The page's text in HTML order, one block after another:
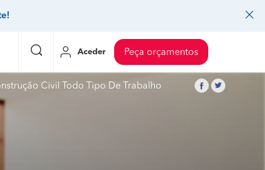
Jardinagem
Aceder Peça orçamentos
Civil Todo Tipo De Trabalho